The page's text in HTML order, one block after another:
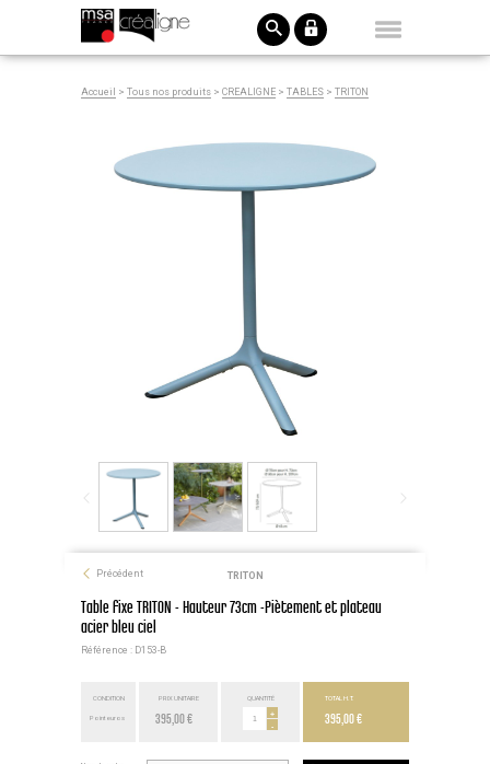
Accueil > Tous nos produits > CREALIGNE > TABLES > TRITON
Précédent TRITON
Table fixe TRITON - Hauteur 73cm -Piètement et plateau
acier bleu ciel
Référence : D153-B
CONDITION
Point euros
PRIX UNITAIRE
395,00 €
QUANTITÉ
+
-
TOTAL H.T.
395,00 €